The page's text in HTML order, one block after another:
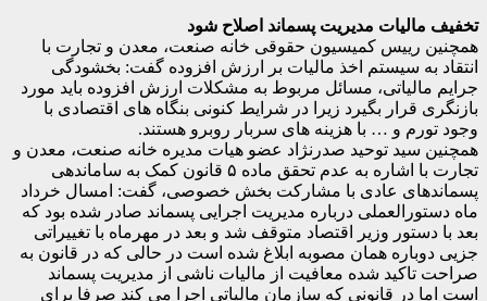
تخفیف مالیات مدیریت پسماند اصلاح شود
همچنین رییس کمیسیون حقوقی خانه صنعت، معدن و تجارت با
انتقاد به سیستم اخذ مالیات بر ارزش افزوده گفت: بخشودگی
جرایم مالیاتی، مسائل مربوط به مشکلات ارزش افزوده باید مورد
بازنگری قرار بگیرد زیرا در شرایط کنونی بنگاه های اقتصادی با
وجود تورم و … با هزینه های سربار روبرو هستند.
همچنین سید توحید صدرنژاد عضو هیات مدیره خانه صنعت، معدن و
تجارت با اشاره به عدم تحقق ماده ۵ قانون کمک به ساماندهی
پسماندهای عادی با مشارکت بخش خصوصی، گفت: امسال خرداد
ماه دستورالعملی درباره مدیریت اجرایی پسماند صادر شده بود که
بعد با دستور وزیر اقتصاد متوقف شد و بعد در مهرماه با تغییراتی
جزیی دوباره همان مصوبه ابلاغ شده است در حالی که در قانون به
صراحت تاکید شده معافیت از مالیات ناشی از مدیریت پسماند
است اما در قانونی که سازمان مالیاتی اجرا می کند صرفا برای